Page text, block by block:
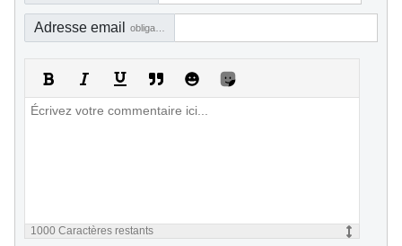
Adresse email
1000 Caractères restants